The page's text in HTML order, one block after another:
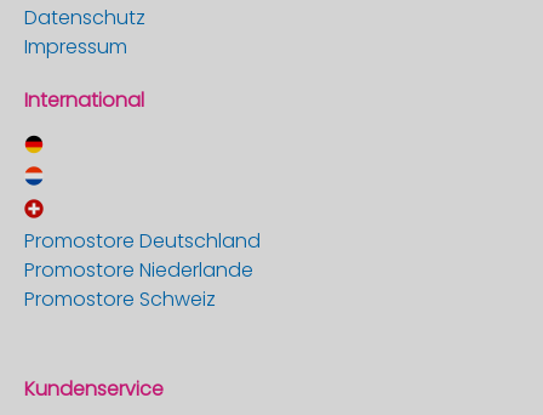
Datenschutz
Impressum
International
Promostore Deutschland
Promostore Niederlande
Promostore Schweiz
Kundenservice